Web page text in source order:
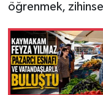
öğrenmek, zihinsel